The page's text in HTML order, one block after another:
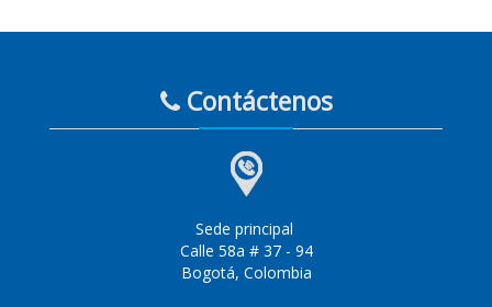
Contáctenos
Sede principal
Calle 58a # 37 - 94
Bogotá, Colombia